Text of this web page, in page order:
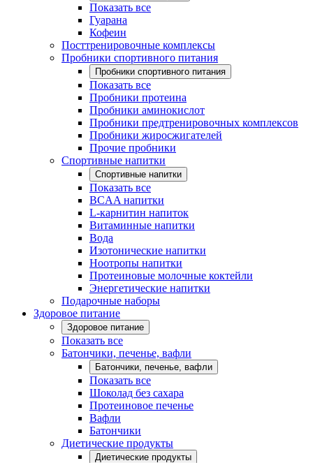
Показать все
Гуарана
Кофеин
Посттренировочные комплексы
Пробники спортивного питания
Пробники спортивного питания
Показать все
Пробники протеина
Пробники аминокислот
Пробники предтренировочных комплексов
Пробники жиросжигателей
Прочие пробники
Спортивные напитки
Спортивные напитки
Показать все
BCAA напитки
L-карнитин напиток
Витаминные напитки
Вода
Изотонические напитки
Ноотропы напитки
Протеиновые молочные коктейли
Энергетические напитки
Подарочные наборы
Здоровое питание
Здоровое питание
Показать все
Батончики, печенье, вафли
Батончики, печенье, вафли
Показать все
Шоколад без сахара
Протеиновое печенье
Вафли
Батончики
Диетические продукты
Диетические продукты